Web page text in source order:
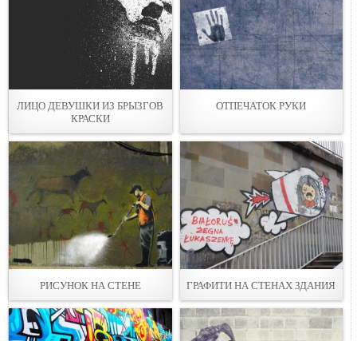
ЛИЦО ДЕВУШКИ ИЗ БРЫЗГОВ
КРАСКИ
ОТПЕЧАТОК РУКИ
РИСУНОК НА СТЕНЕ ГРАФИТИ НА СТЕНАХ ЗДАНИЯ